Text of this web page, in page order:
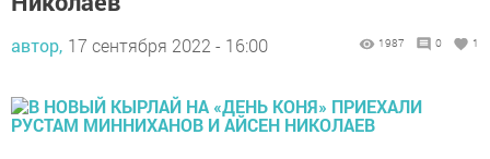
автор, 17 сентября 2022 - 16:00